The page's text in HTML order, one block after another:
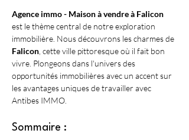
Agence immo - Maison à vendre à Falicon
est le thème central de notre exploration
immobilière. Nous découvrons les charmes de
Falicon , cette ville pittoresque où il fait bon
vivre. Plongeons dans l'univers des
opportunités immobilières avec un accent sur
les avantages uniques de travailler avec
Antibes IMMO.
Sommaire :